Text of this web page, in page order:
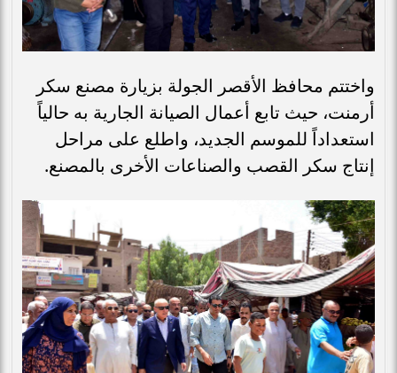
واختتم محافظ الأقصر الجولة بزيارة مصنع سكر
أرمنت، حيث تابع أعمال الصيانة الجارية به حالياً
استعداداً للموسم الجديد، واطلع على مراحل
إنتاج سكر القصب والصناعات الأخرى بالمصنع.